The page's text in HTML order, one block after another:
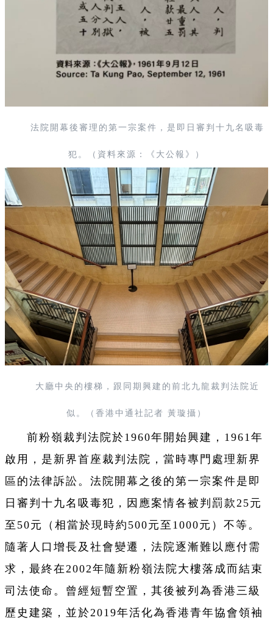
法院開幕後審理的第一宗案件，是即日審判十九名吸毒
犯。（資料來源：《大公報》）
大廳中央的樓梯，跟同期興建的前北九龍裁判法院近
似。（香港中通社記者 黃璇攝）
前粉嶺裁判法院於1960年開始興建，1961年
啟用，是新界首座裁判法院，當時專門處理新界
區的法律訴訟。法院開幕之後的第一宗案件是即
日審判十九名吸毒犯，因應案情各被判罰款25元
至50元（相當於現時約500元至1000元） 不等 。
隨著人口增長及社會變遷，法院逐漸難以應付需
求，最終在2002年隨新粉嶺法院大樓落成而結束
司法使命。曾經短暫空置，其後被列為香港三級
歷史建築，並於2019年活化為香港青年協會領袖